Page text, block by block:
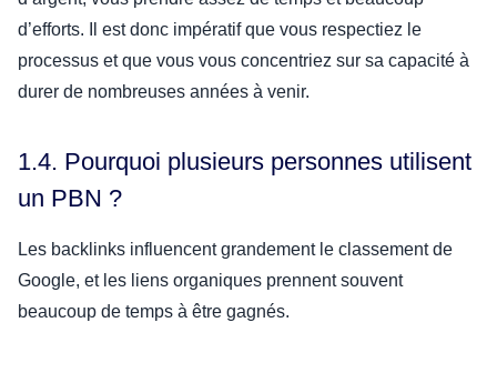
d’efforts. Il est donc impératif que vous respectiez le
processus et que vous vous concentriez sur sa capacité à
durer de nombreuses années à venir.
1.4. Pourquoi plusieurs personnes utilisent
un PBN ?
Les backlinks influencent grandement le classement de
Google, et les liens organiques prennent souvent
beaucoup de temps à être gagnés.